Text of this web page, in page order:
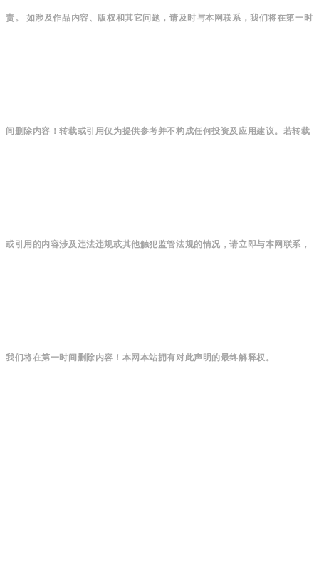
责。 如涉及作品内容、版权和其它问题，请及时与本网联系，我们将在第一时
间删除内容！转载或引用仅为提供参考并不构成任何投资及应用建议。若转载
或引用的内容涉及违法违规或其他触犯监管法规的情况，请立即与本网联系，
我们将在第一时间删除内容！本网本站拥有对此声明的最终解释权。